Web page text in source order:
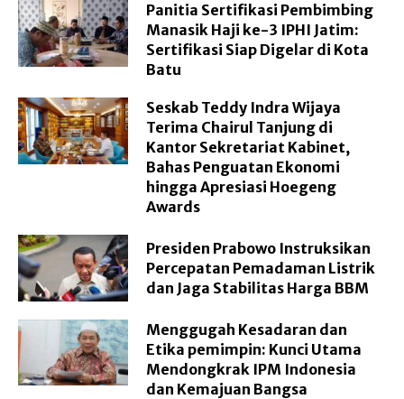
Panitia Sertifikasi Pembimbing
Manasik Haji ke-3 IPHI Jatim:
Sertifikasi Siap Digelar di Kota
Batu
Seskab Teddy Indra Wijaya
Terima Chairul Tanjung di
Kantor Sekretariat Kabinet,
Bahas Penguatan Ekonomi
hingga Apresiasi Hoegeng
Awards
Presiden Prabowo Instruksikan
Percepatan Pemadaman Listrik
dan Jaga Stabilitas Harga BBM
Menggugah Kesadaran dan
Etika pemimpin: Kunci Utama
Mendongkrak IPM Indonesia
dan Kemajuan Bangsa